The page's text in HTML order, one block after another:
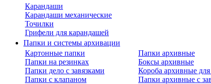
Карандаши
Карандаши механические
Точилки
Грифели для карандашей
Папки и системы архивации
Картонные папки
Папки на резинках
Папки дело с завязками
Папки с клапаном
Папки архивные
Боксы архивные
Короба архивные
Папки архивные с